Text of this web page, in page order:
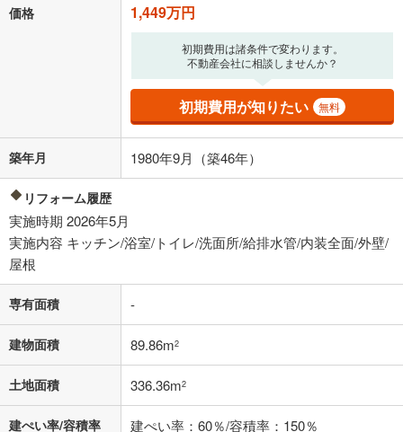
「金利」については、ご利用を予定されている金融機関等にご確認の
る値は、実際の金融機関等における貸出金利とは何ら関係がなく、実際
の金融機関等における貸出金利を何ら保証するものではありません。返
済方法「元利均等返済」にて算出しております。入力された金利を35年
適用した場合の計算結果を表示しています。
その他月額費用や、初期費用がかかります。ご注意ください。実際にお
借り入れの際は各金融機関等に、必ずご自身でご確認をお願いいたしま
す。
条件によってお借り入れができないことがあります。
不動産会社に購入相談をする
価格 1,449万円
初期費用は諸条件で変わります。
不動産会社に相談しませんか？
初期費用が知りたい 無料
築年月 1980年9月（築46年）
リフォーム履歴
実施時期 2026年5月
実施内容 キッチン/浴室/トイレ/洗面所/給排水管/内装全面/外壁/
屋根
専有面積 -
建物面積 89.86m2
土地面積 336.36m2
建ぺい率/容積率 建ぺい率：60％/容積率：150％